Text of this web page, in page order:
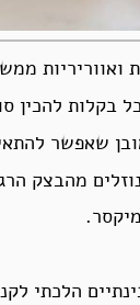
ואווריריות
בקלות להכין
שאפשר
מהבצק
הלכתי